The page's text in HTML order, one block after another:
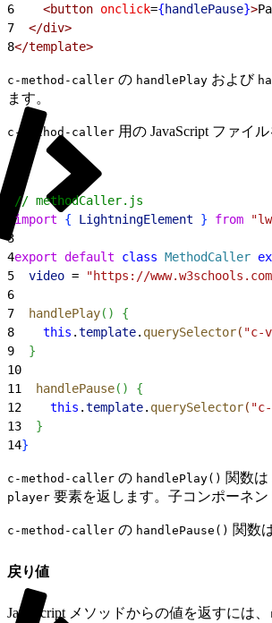
6
    <button
onclick={handlePause}>
7
  </div>
8</template>
c-method-caller の handlePlay および
ます。
c-method-caller 用の JavaScript ファイ
// methodCaller.js
import { LightningElement } from
3
4export default class MethodCaller
5
  video
= "https://
6
7
  handlePlay
( )
{
8
    this
.template. querySelector( "c-
9
}
10
11
  handlePause
( )
{
12
    this
.template. querySelector(
13
}
14}
c-method-caller の handlePlay() 関数は
player 要素を返します。子コンポーネ
c-method-caller の handlePause() 関数
戻り値
JavaScript メソッドからの値を返すには、